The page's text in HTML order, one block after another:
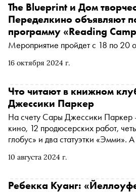
16 октября 2024 г.
The Blueprint и Дом
Переделкино объявляют
программу «Reading
Мероприятие пройдет с 18 по 20
10 августа 2024 г.
Что читают в книжном
Джессики Паркер
На счету Сары Джессики Паркер
кино, 12 продюсерских работ,
глобус» и два статуэтки «Эмми».
постоянными спутниками.
Сара организовала собственный
Ребекка Куанг: